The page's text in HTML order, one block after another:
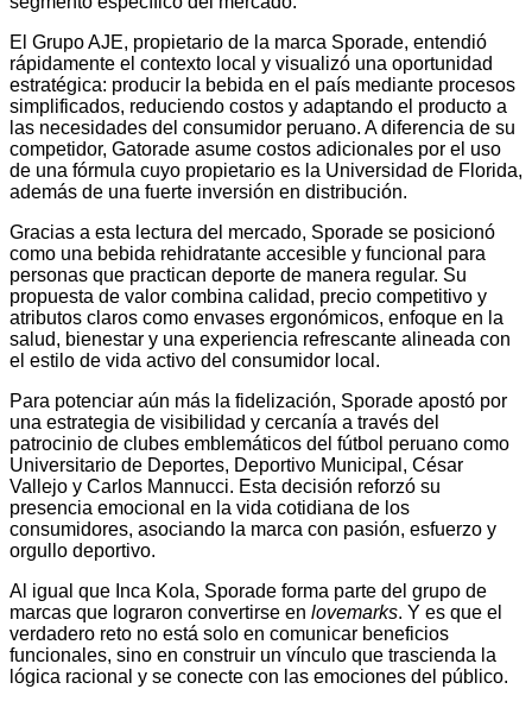
El Grupo AJE, propietario de la marca Sporade, entendió
rápidamente el contexto local y visualizó una oportunidad
estratégica: producir la bebida en el país mediante procesos
simplificados, reduciendo costos y adaptando el producto a
las necesidades del consumidor peruano. A diferencia de su
competidor, Gatorade asume costos adicionales por el uso
de una fórmula cuyo propietario es la Universidad de Florida,
además de una fuerte inversión en distribución.
Gracias a esta lectura del mercado, Sporade se posicionó
como una bebida rehidratante accesible y funcional para
personas que practican deporte de manera regular. Su
propuesta de valor combina calidad, precio competitivo y
atributos claros como envases ergonómicos, enfoque en la
salud, bienestar y una experiencia refrescante alineada con
el estilo de vida activo del consumidor local.
Para potenciar aún más la fidelización, Sporade apostó por
una estrategia de visibilidad y cercanía a través del
patrocinio de clubes emblemáticos del fútbol peruano como
Universitario de Deportes, Deportivo Municipal, César
Vallejo y Carlos Mannucci. Esta decisión reforzó su
presencia emocional en la vida cotidiana de los
consumidores, asociando la marca con pasión, esfuerzo y
orgullo deportivo.
Al igual que Inca Kola, Sporade forma parte del grupo de
marcas que lograron convertirse en lovemarks. Y es que el
verdadero reto no está solo en comunicar beneficios
funcionales, sino en construir un vínculo que trascienda la
lógica racional y se conecte con las emociones del público.